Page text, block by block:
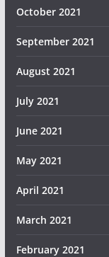
October 2021
September 2021
August 2021
July 2021
June 2021
May 2021
April 2021
March 2021
February 2021